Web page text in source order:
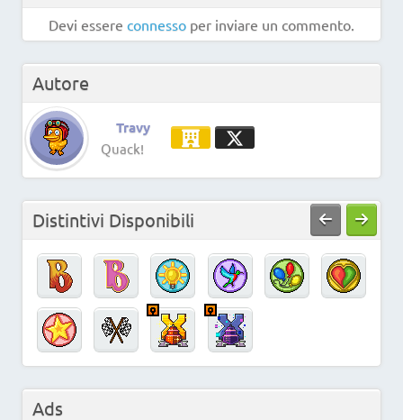
Devi essere connesso per inviare un commento.
Autore
Travy
Quack!
Distintivi Disponibili
Ads